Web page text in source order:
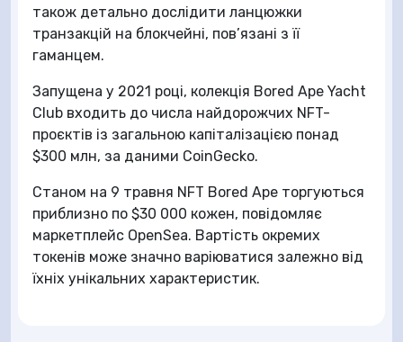
також детально дослідити ланцюжки
транзакцій на блокчейні, пов’язані з її
гаманцем.
Запущена у 2021 році, колекція Bored Ape Yacht
Club входить до числа найдорожчих NFT-
проєктів із загальною капіталізацією понад
$300 млн, за даними CoinGecko.
Станом на 9 травня NFT Bored Ape торгуються
приблизно по $30 000 кожен, повідомляє
маркетплейс OpenSea. Вартість окремих
токенів може значно варіюватися залежно від
їхніх унікальних характеристик.